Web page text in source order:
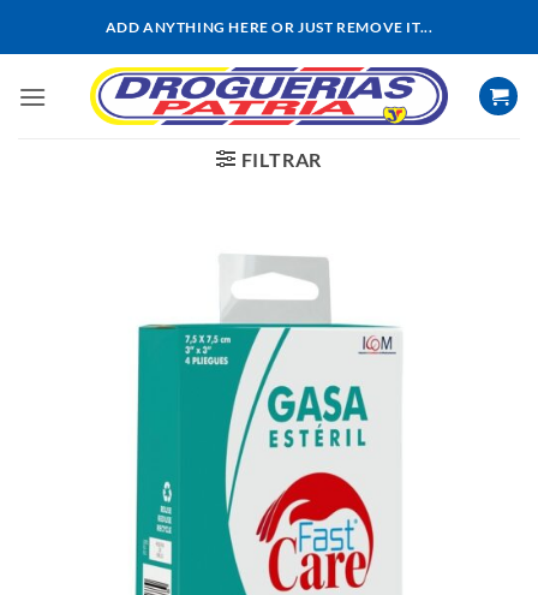
ADD ANYTHING HERE OR JUST REMOVE IT...
FILTRAR